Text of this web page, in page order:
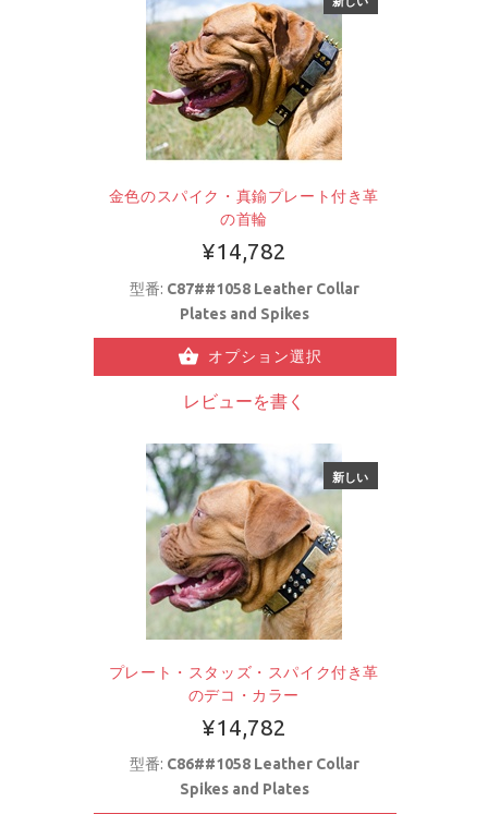
金色のスパイク・真鍮プレート付き革
の首輪
¥14,782
型番: C87##1058 Leather Collar
Plates and Spikes
オプション選択
レビューを書く
新しい
プレート・スタッズ・スパイク付き革
のデコ・カラー
¥14,782
型番: C86##1058 Leather Collar
Spikes and Plates